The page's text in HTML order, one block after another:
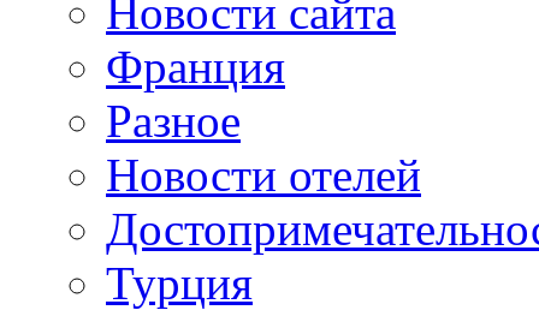
Новости сайта
Франция
Разное
Новости отелей
Турция